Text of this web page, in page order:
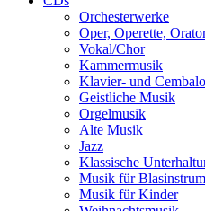
Orchesterwerke
Oper, Operette,
Vokal/Chor
Kammermusik
Klavier- und
Geistliche Musik
Orgelmusik
Alte Musik
Jazz
Klassische
Musik für
Musik für Kinder